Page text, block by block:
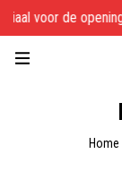
voor de
Home